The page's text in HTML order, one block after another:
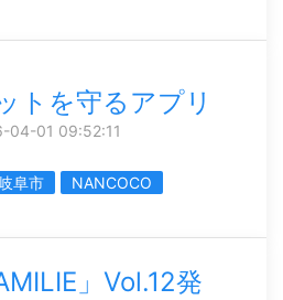
トを守るアプリ
04-01 09:52:11
阜市
NANCOCO
」Vol.12発